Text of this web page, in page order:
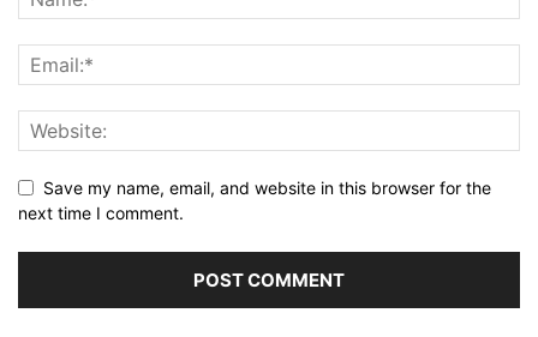
Save my name, email, and website in this browser for the
next time I comment.